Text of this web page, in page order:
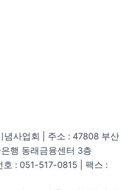
념사업회 | 주소 : 47808 부산
행 동래금융센터 3층
호 : 051-517-0815 | 팩스 :